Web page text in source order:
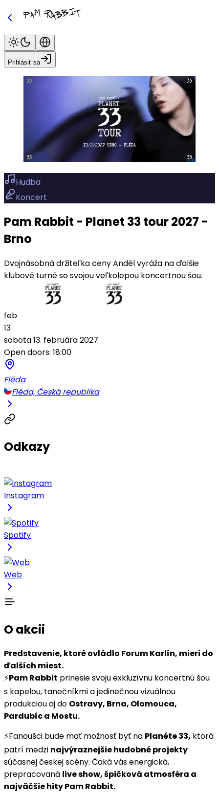
Prihlásiť sa
Hudba
Koncert
Pam Rabbit - Planet 33 tour 2027 -
Brno
Dvojnásobná držiteľka ceny Anděl vyráža na ďalšie
klubové turné so svojou veľkolepou koncertnou šou.
feb
13
sobota 13. februára 2027
Open doors: 18:00
Fléda
Fléda, Česká republika
Odkazy
Instagram
Spotify
Web
O akcii
Predstavenie, ktoré ovládlo Forum Karlín, mieri do
ďalších miest.
⚡️Pam Rabbit prinesie svoju exkluzívnu koncertnú šou
s kapelou, tanečníkmi a jedinečnou vizuálnou
produkciou aj do Ostravy, Brna, Olomouca,
Pardubíc a Mostu.
⚡️Fanoušci bude mať možnosť byť na Planéte 33, ktorá
patrí medzi najvýraznejšie hudobné projekty
súčasnej českej scény. Čaká vás energická,
prepracovaná live show, špičková atmosféra a
najväčšie hity Pam Rabbit.